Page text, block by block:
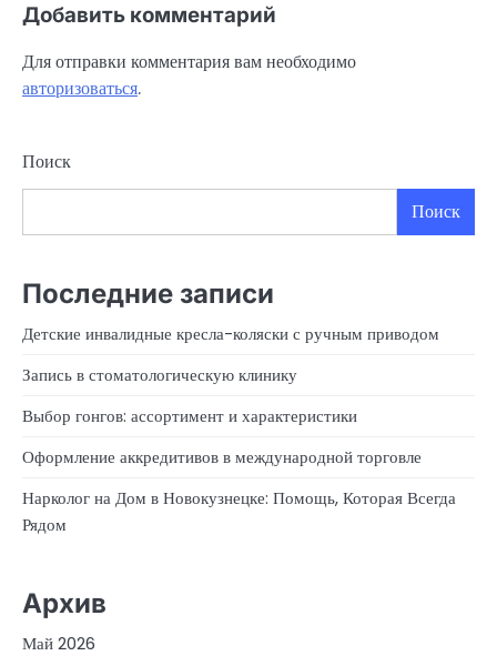
Добавить комментарий
Для отправки комментария вам необходимо
авторизоваться.
Поиск
Поиск
Последние записи
Детские инвалидные кресла-коляски с ручным приводом
Запись в стоматологическую клинику
Выбор гонгов: ассортимент и характеристики
Оформление аккредитивов в международной торговле
Нарколог на Дом в Новокузнецке: Помощь, Которая Всегда
Рядом
Архив
Май 2026